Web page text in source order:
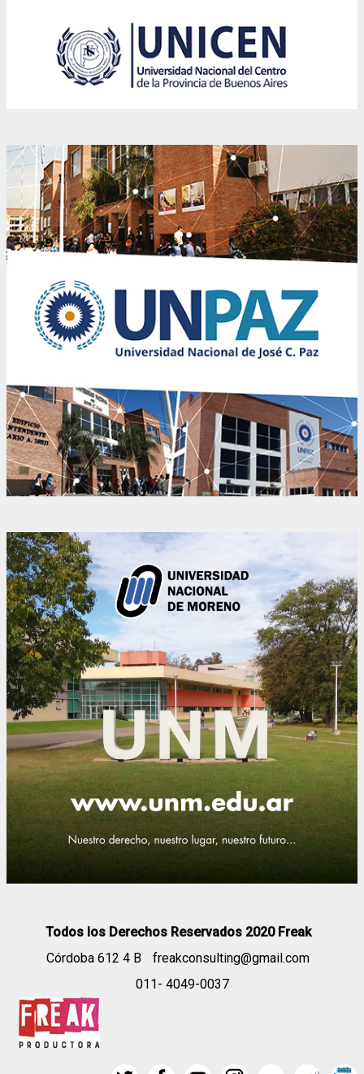
Todos los Derechos Reservados 2020 Freak
Córdoba 612 4 B
freakconsulting@gmail.com
011- 4049-0037